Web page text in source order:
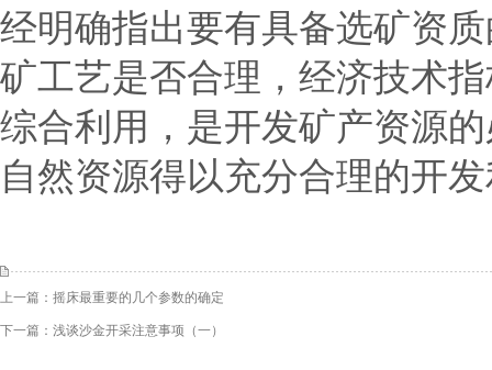
经明确指出要有具备选矿资
矿工艺是否合理，经济技术
综合利用，是开发矿产资源
自然资源得以充分合理的开
上一篇： 摇床最重要的几个参数的确定
下一篇： 浅谈沙金开采注意事项（一）